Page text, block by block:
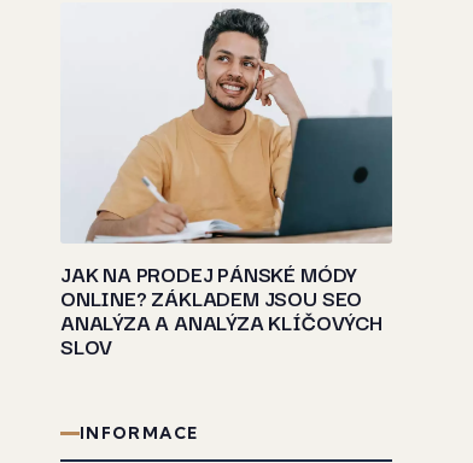
JAK NA PRODEJ PÁNSKÉ MÓDY
ONLINE? ZÁKLADEM JSOU SEO
ANALÝZA A ANALÝZA KLÍČOVÝCH
SLOV
INFORMACE